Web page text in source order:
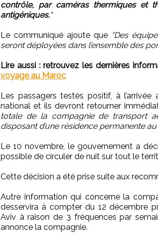
contrôle, par caméras thermiques et
antigéniques."
Le communiqué ajoute que "Des
seront déployées dans l’ensemble des
Lire aussi : retrouvez les dernières
voyage au Maroc
Les passagers testés positif, à
national et ils devront retourner
totale de la compagnie de transport
disposant d’une résidence permanente au
Le 10 novembre, le gouvernement a
possible de circuler de nuit sur tout le
Cette décision a été prise suite aux
Autre information qui concerne la
desservira à compter du 12 décembre
Aviv à raison de 3 fréquences par
annonce la compagnie.